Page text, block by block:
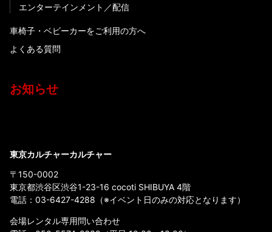
エンターテインメント
配信
車椅子・ベビーカーをご利用の方へ
よくある質問
お知らせ
東京カルチャーカルチャー
〒150-0002
東京都渋谷区渋谷1-23-16 cocoti SHIBUYA 4階
電話： 03-6427-4288 （※イベント日のみの対応となります）
会場レンタル専用問い合わせ